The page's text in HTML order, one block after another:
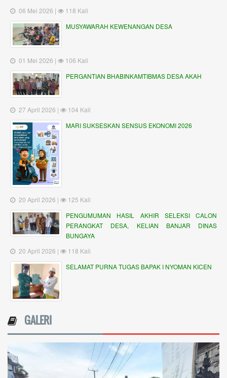
06 Mei 2026 |
118 Kali
MUSYAWARAH KEWENANGAN DESA
01 Mei 2026 |
106 Kali
PERGANTIAN BHABINKAMTIBMAS DESA AKAH
27 April 2026 |
104 Kali
MARI SUKSESKAN SENSUS EKONOMI 2026
20 April 2026 |
125 Kali
PENGUMUMAN HASIL AKHIR SELEKSI CALON
PERANGKAT DESA, KELIAN BANJAR DINAS
BUNGAYA
20 April 2026 |
118 Kali
SELAMAT PURNA TUGAS BAPAK I NYOMAN KICEN
GALERI